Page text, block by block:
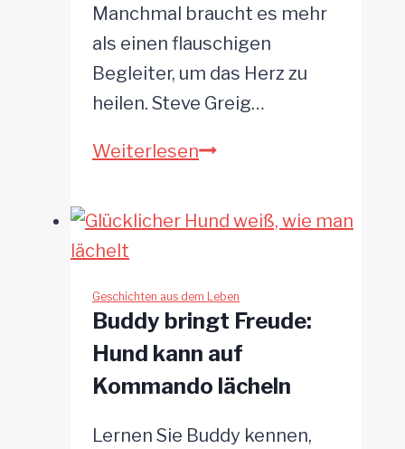
Manchmal braucht es mehr
als einen flauschigen
Begleiter, um das Herz zu
heilen. Steve Greig…
WeiterlesenSteve
die
niemand
mehr
haben
Geschichten aus dem Leben
Buddy bringt Freude:
Hund kann auf
Kommando lächeln
Lernen Sie Buddy kennen,